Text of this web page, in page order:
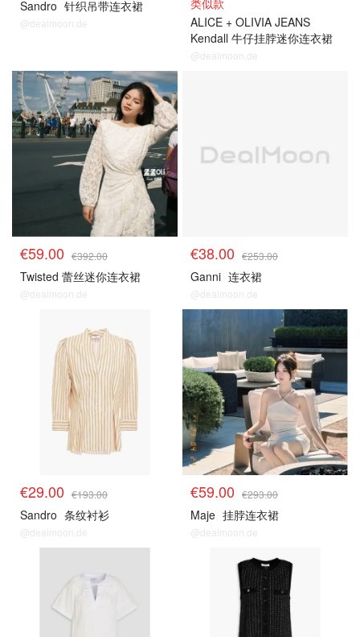
Sandro 针织吊带连衣裙
@dealmoon.de
类似款
ALICE + OLIVIA JEANS
Kendall 牛仔挂脖迷你连衣裙
@dealmoon.de
€59.00 €392.00
Twisted 蕾丝迷你连衣裙
@dealmoon.de
€38.00 €253.00
Ganni 连衣裙
@dealmoon.de
€29.00 €193.00
Sandro 条纹衬衫
@dealmoon.de
€59.00 €293.00
Maje 挂脖连衣裙
@dealmoon.de